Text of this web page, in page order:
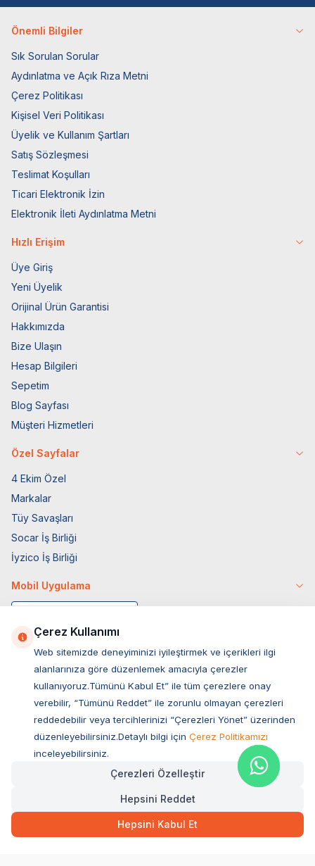
125,00TL Hızlı Teslimat
SEPETE EKLE
Önemli Bilgiler
Sık Sorulan Sorular
Aydınlatma ve Açık Rıza Metni
Çerez Politikası
Kişisel Veri Politikası
Üyelik ve Kullanım Şartları
Satış Sözleşmesi
Teslimat Koşulları
Ticari Elektronik İzin
Elektronik İleti Aydınlatma Metni
Hızlı Erişim
Üye Giriş
Yeni Üyelik
Orijinal Ürün Garantisi
Hakkımızda
Bize Ulaşın
Hesap Bilgileri
Sepetim
Blog Sayfası
Müşteri Hizmetleri
Özel Sayfalar
4 Ekim Özel
Markalar
Tüy Savaşları
Socar İş Birliği
İyzico İş Birliği
Mobil Uygulama
Müşteri Hizmetleri
Sıkça Sorulan Sorular
Ovacık Mah. Hacıoğlu Sok. No:13 Başiskele / KOCAELİ
Müşteri Destek Hattı
Çerez Kullanımı
Web sitemizde deneyiminizi iyileştirmek ve içerikleri ilgi
alanlarınıza göre düzenlemek amacıyla çerezler
kullanıyoruz.Tümünü Kabul Et” ile tüm çerezlere onay
verebilir, “Tümünü Reddet” ile zorunlu olmayan çerezleri
reddedebilir veya tercihlerinizi “Çerezleri Yönet” üzerinden
düzenleyebilirsiniz.Detaylı bilgi için Çerez Politikamızı
inceleyebilirsiniz.
Çerezleri Özelleştir
Hepsini Reddet
Hepsini Kabul Et